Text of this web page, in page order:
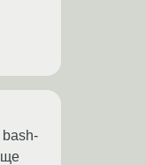
bash-